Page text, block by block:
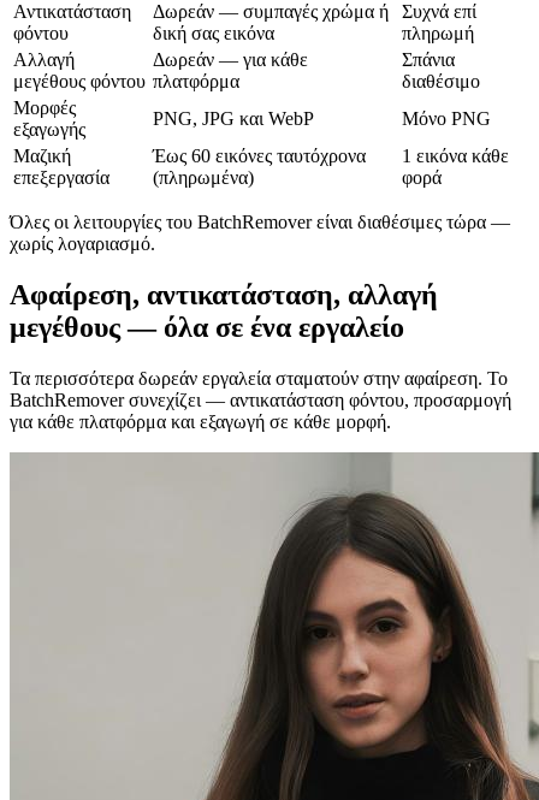
Αντικατάσταση
φόντου
Δωρεάν — συμπαγές χρώμα ή
δική σας εικόνα
Συχνά επί
πληρωμή
Αλλαγή
μεγέθους φόντου
Δωρεάν — για κάθε
πλατφόρμα
Σπάνια
διαθέσιμο
Μορφές
εξαγωγής
PNG, JPG και WebP
Μόνο PNG
Μαζική
επεξεργασία
Έως 60 εικόνες ταυτόχρονα
(πληρωμένα)
1 εικόνα κάθε
φορά
Όλες οι λειτουργίες του BatchRemover είναι διαθέσιμες τώρα —
χωρίς λογαριασμό.
Αφαίρεση, αντικατάσταση, αλλαγή
μεγέθους — όλα σε ένα εργαλείο
Τα περισσότερα δωρεάν εργαλεία σταματούν στην αφαίρεση. Το
BatchRemover συνεχίζει — αντικατάσταση φόντου, προσαρμογή
για κάθε πλατφόρμα και εξαγωγή σε κάθε μορφή.